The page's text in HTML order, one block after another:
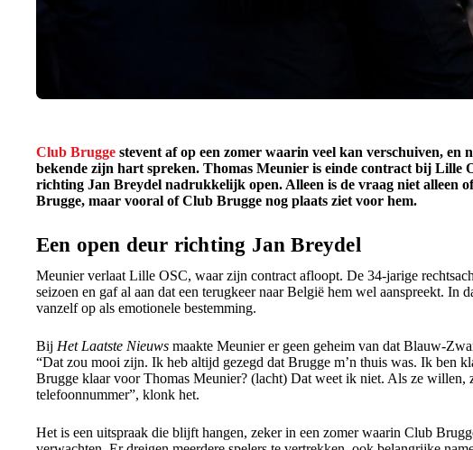
Club Brugge stevent af op een zomer waarin veel kan verschuiven, en
bekende zijn hart spreken. Thomas Meunier is einde contract bij Lille
richting Jan Breydel nadrukkelijk open. Alleen is de vraag niet alleen
Brugge, maar vooral of Club Brugge nog plaats ziet voor hem.
Een open deur richting Jan Breydel
Meunier verlaat Lille OSC, waar zijn contract afloopt. De 34-jarige
seizoen en gaf al aan dat een terugkeer naar België hem wel aanspreekt. In
vanzelf op als emotionele bestemming.
Bij Het Laatste Nieuws maakte Meunier er geen geheim van dat Blauw-
“Dat zou mooi zijn. Ik heb altijd gezegd dat Brugge m’n thuis was. Ik ben
Brugge klaar voor Thomas Meunier? (lacht) Dat weet ik niet. Als ze willen,
telefoonnummer”, klonk het.
Het is een uitspraak die blijft hangen, zeker in een zomer waarin Club